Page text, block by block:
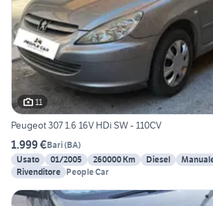
11
Peugeot 307 1.6 16V HDi SW - 110CV
1.999 €Bari(BA)
Usato
01/2005 260000 Km Diesel
Rivenditore People Car